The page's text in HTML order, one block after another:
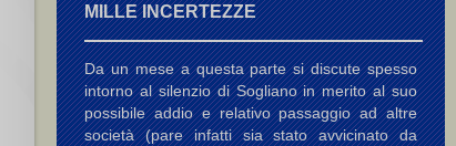
MILLE INCERTEZZE
Da un mese a questa parte si discute spesso
intorno al silenzio di Sogliano in merito al suo
possibile addio e relativo passaggio ad altre
società (pare infatti sia stato avvicinato da